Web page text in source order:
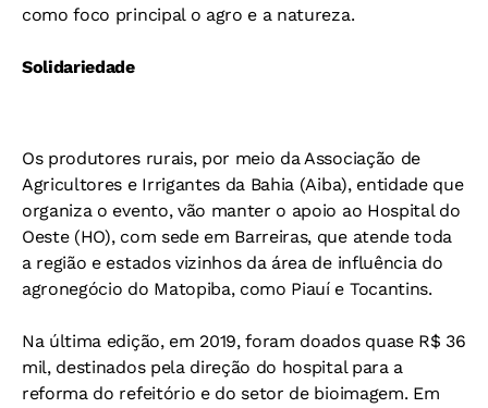
como foco principal o agro e a natureza.
Solidariedade
Os produtores rurais, por meio da Associação de
Agricultores e Irrigantes da Bahia (Aiba), entidade que
organiza o evento, vão manter o apoio ao Hospital do
Oeste (HO), com sede em Barreiras, que atende toda
a região e estados vizinhos da área de influência do
agronegócio do Matopiba, como Piauí e Tocantins.
Na última edição, em 2019, foram doados quase R$ 36
mil, destinados pela direção do hospital para a
reforma do refeitório e do setor de bioimagem. Em